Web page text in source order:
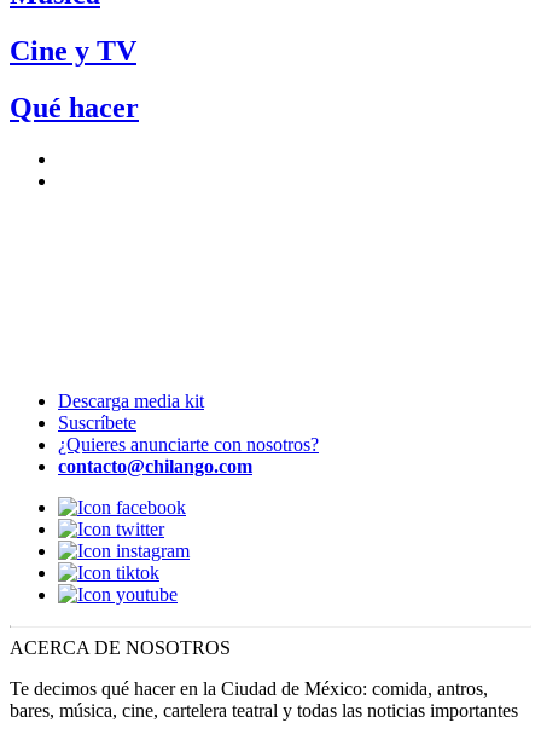
Cine y TV
Qué hacer
Descarga media kit
Suscríbete
¿Quieres anunciarte con nosotros?
contacto@chilango.com
ACERCA DE NOSOTROS
Te decimos qué hacer en la Ciudad de México: comida, antros,
bares, música, cine, cartelera teatral y todas las noticias importantes